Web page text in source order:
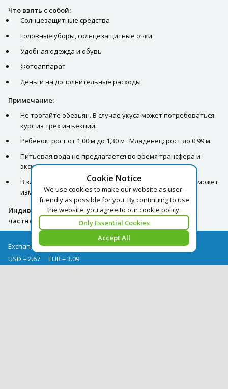
Что взять с собой:
Солнцезащитные средства
Головные уборы, солнцезащитные очки
Удобная одежда и обувь
Фотоаппарат
Деньги на дополнительные расходы
Примечание:
Не трогайте обезьян. В случае укуса может потребоваться
курс из трёх инъекций.
Ребёнок: рост от 1,00 м до 1,30 м . Младенец: рост до 0,99 м.
Питьевая вода не предлагается во время трансфера и
экскурсии.
В зависимости от общего количества пассажиров гид может
изменять время программы.
Индивидуальная программа: личный автомобиль +
частный гид.
Cookie Notice
We use cookies to make our website as user-
friendly as possible for you. By continuing to use
the website, you agree to our cookie policy.
Only Essential Cookies
Accept All
Exchange rates as of 08/08
USD = 2.67
EUR = 3.09